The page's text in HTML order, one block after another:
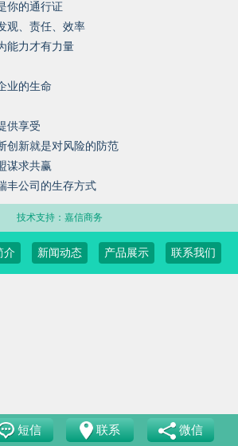
你的通行证
观、责任、效率
能力才有力量
业的生命
供享受
创新就是对风险的防范
谋求共赢
丰公司的生存方式
技术支持：嘉信商务
介 新闻动态 产品展示 联系我们
短信 联系 微信